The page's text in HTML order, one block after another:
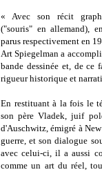
« Avec son récit
("souris" en allemand),
parus respectivement en
Art Spiegelman a
bande dessinée et, de ce
rigueur historique et
En restituant à la fois le
son père Vladek, juif
d'Auschwitz, émigré à
guerre, et son dialogue
avec celui-ci, il a aussi
comme un art du réel,